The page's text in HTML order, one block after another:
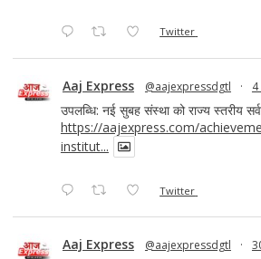
Twitter
Aaj Express @aajexpressdgtl ·
उपलब्धि: नई सुबह संस्था को राज्य स्तरीय
https://aajexpress.com/
institut...
Twitter
Aaj Express @aajexpressdgtl ·